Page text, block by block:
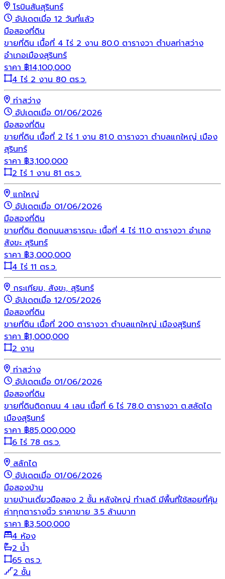
โรบินสันสุรินทร์
อัปเดตเมื่อ 12 วันที่แล้ว
มือสองที่ดิน
ขายที่ดิน เนื้อที่ 4 ไร่ 2 งาน 80.0 ตารางวา ตำบลท่าสว่าง
อำเภอเมืองสุรินทร์
ราคา ฿14,100,000
4 ไร่ 2 งาน 80 ตร.ว.
ท่าสว่าง
อัปเดตเมื่อ 01/06/2026
มือสองที่ดิน
ขายที่ดิน เนื้อที่ 2 ไร่ 1 งาน 81.0 ตารางวา ตำบลแกใหญ่ เมือง
สุรินทร์
ราคา ฿3,100,000
2 ไร่ 1 งาน 81 ตร.ว.
แกใหญ่
อัปเดตเมื่อ 01/06/2026
มือสองที่ดิน
ขายที่ดิน ติดถนนสาธารณะ เนื้อที่ 4 ไร่ 11.0 ตารางวา อำเภอ
สังขะ สุรินทร์
ราคา ฿3,000,000
4 ไร่ 11 ตร.ว.
กระเทียม, สังขะ, สุรินทร์
อัปเดตเมื่อ 12/05/2026
มือสองที่ดิน
ขายที่ดิน เนื้อที่ 200 ตารางวา ตำบลแกใหญ่ เมืองสุรินทร์
ราคา ฿1,000,000
2 งาน
ท่าสว่าง
อัปเดตเมื่อ 01/06/2026
มือสองที่ดิน
ขายที่ดินติดถนน 4 เลน เนื้อที่ 6 ไร่ 78.0 ตารางวา ต.สลัดได
เมืองสุรินทร์
ราคา ฿85,000,000
6 ไร่ 78 ตร.ว.
สลักได
อัปเดตเมื่อ 01/06/2026
มือสองบ้าน
ขายบ้านเดี่ยวมือสอง 2 ชั้น หลังใหญ่ ทำเลดี มีพื้นที่ใช้สอยที่คุ้ม
ค่าทุกตารางนิ้ว ราคาขาย 3.5 ล้านบาท
ราคา ฿3,500,000
4 ห้อง
2 น้ำ
65 ตร.ว.
2 ชั้น